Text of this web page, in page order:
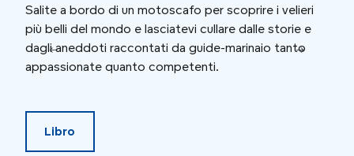
Salite a bordo di un motoscafo per scoprire i velieri
più belli del mondo e lasciatevi cullare dalle storie e
dagli aneddoti raccontati da guide-marinaio tanto
appassionate quanto competenti.
Libro